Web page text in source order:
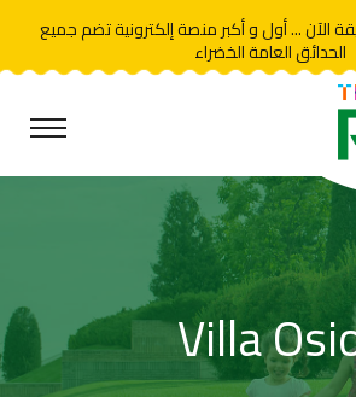
الآن ... أول و أكبر منصة إلكترونية تضم جميع
الحدائق العامة الخضراء
Villa